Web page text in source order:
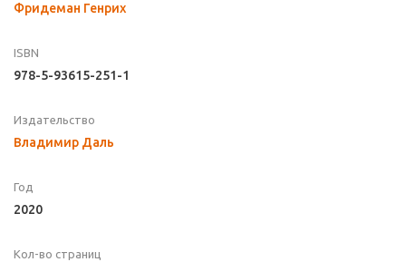
Фридеман Генрих
ISBN
978-5-93615-251-1
Издательство
Владимир Даль
Год
2020
Кол-во страниц